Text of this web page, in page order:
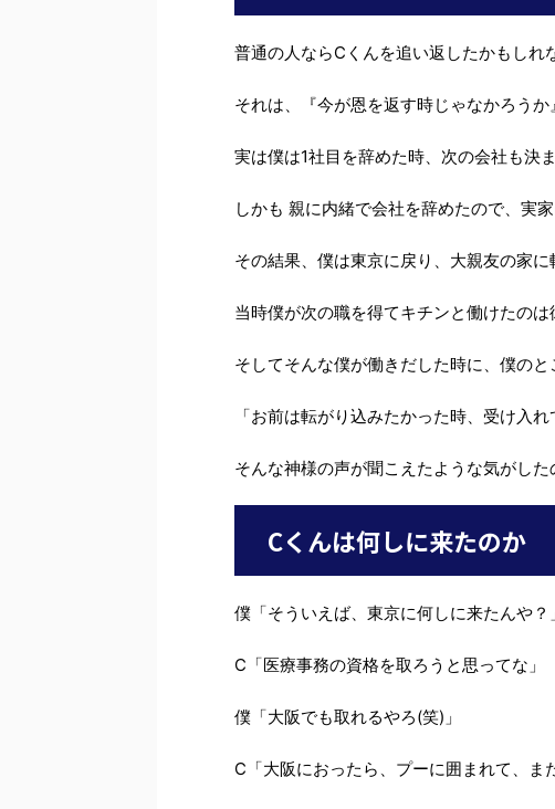
普通の人ならCくんを追い返したかもしれ
それは、『今が恩を返す時じゃなかろうか
実は僕は1社目を辞めた時、次の会社も決
しかも 親に内緒で会社を辞めたので、実
その結果、僕は東京に戻り、大親友の家
当時僕が次の職を得てキチンと働けたのは
そしてそんな僕が働きだした時に、僕の
「お前は転がり込みたかった時、受け入
そんな神様の声が聞こえたような気がした
Cくんは何しに来たのか
僕「そういえば、東京に何しに来たんや？」
C「医療事務の資格を取ろうと思ってな」
僕「大阪でも取れるやろ(笑)」
C「大阪におったら、プーに囲まれて、